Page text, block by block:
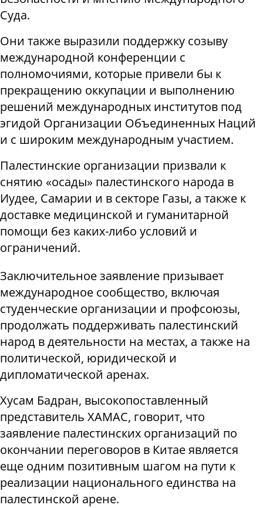
Суда.
Они также выразили поддержку созыву
международной конференции с
полномочиями, которые привели бы к
прекращению оккупации и выполнению
решений международных институтов под
эгидой Организации Объединенных Наций
и с широким международным участием.
Палестинские организации призвали к
снятию «осады» палестинского народа в
Иудее, Самарии и в секторе Газы, а также к
доставке медицинской и гуманитарной
помощи без каких-либо условий и
ограничений.
Заключительное заявление призывает
международное сообщество, включая
студенческие организации и профсоюзы,
продолжать поддерживать палестинский
народ в деятельности на местах, а также на
политической, юридической и
дипломатической аренах.
Хусам Бадран, высокопоставленный
представитель ХАМАС, говорит, что
заявление палестинских организаций по
окончании переговоров в Китае является
еще одним позитивным шагом на пути к
реализации национального единства на
палестинской арене.